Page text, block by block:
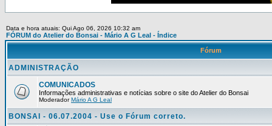
Data e hora atuais: Qui Ago 06, 2026 10:32 am
FÓRUM do Atelier do Bonsai - Mário A G Leal - Índice
Fórum
ADMINISTRAÇÃO
COMUNICADOS
Informações administrativas e notícias sobre o site do Atelier do Bonsai
ModeradorMário A G Leal
BONSAI - 06.07.2004 - Use o Fórum correto.